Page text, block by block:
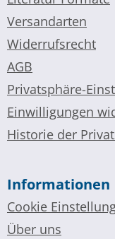
Versandarten
Widerrufsrecht
AGB
Privatsphäre-
Einwilligungen
Historie der
Informationen
Cookie
Über uns